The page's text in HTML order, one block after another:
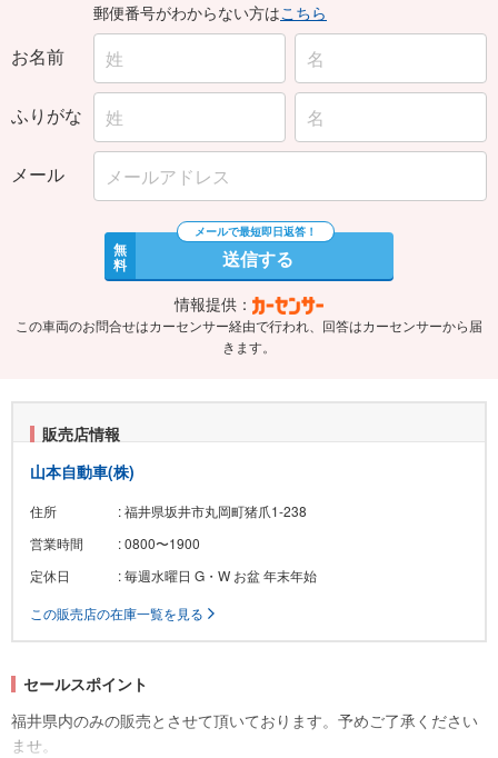
郵便番号がわからない方はこちら
お名前
ふりがな
メール
無
料 送信する
情報提供：
この車両のお問合せはカーセンサー経由で行われ、回答はカーセンサーから届
きます。
販売店情報
山本自動車(株)
住所
: 福井県坂井市丸岡町猪爪1-238
営業時間
: 0800〜1900
定休日
: 毎週水曜日 G・W お盆 年末年始
この販売店の在庫一覧を見る
セールスポイント
福井県内のみの販売とさせて頂いております。予めご了承ください
ませ。